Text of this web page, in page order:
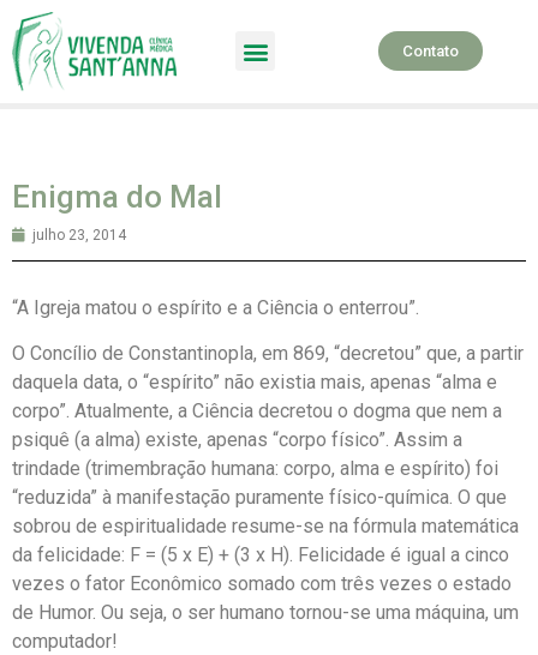
Contato
Enigma do Mal
julho 23, 2014
“A Igreja matou o espírito e a Ciência o enterrou”.
O Concílio de Constantinopla, em 869, “decretou” que, a partir
daquela data, o “espírito” não existia mais, apenas “alma e
corpo”. Atualmente, a Ciência decretou o dogma que nem a
psiquê (a alma) existe, apenas “corpo físico”. Assim a
trindade (trimembração humana: corpo, alma e espírito) foi
“reduzida” à manifestação puramente físico-química. O que
sobrou de espiritualidade resume-se na fórmula matemática
da felicidade: F = (5 x E) + (3 x H). Felicidade é igual a cinco
vezes o fator Econômico somado com três vezes o estado
de Humor. Ou seja, o ser humano tornou-se uma máquina, um
computador!